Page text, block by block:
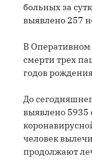
больных за
выявлено 257
В
смерти трех
годов
До
выявлено 5935
человек
продолжают